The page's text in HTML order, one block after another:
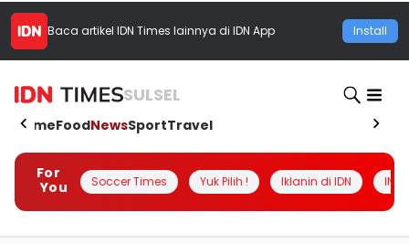
Baca artikel IDN Times lainnya di IDN App Install
SULSEL
HomeFoodNewsSportTravel
For
You
Soccer Times Yuk Pilih ! Iklanin di IDN